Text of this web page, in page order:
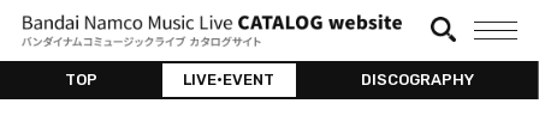
TOP LIVE•EVENT DISCOGRAPHY